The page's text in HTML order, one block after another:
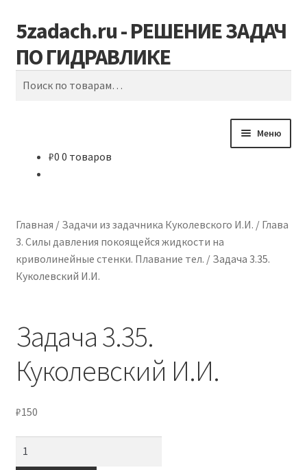
Перейти
к
навигации
Перейти
к
содержимому
5zadach.ru - РЕШЕНИЕ ЗАДАЧ
ПО ГИДРАВЛИКЕ
Поиск
Меню
Карта сайта
Корзина
Оформление заказа
Политика конфиденциальности
₽0 0 товаров
Главная / Задачи из задачника Куколевского И.И. / Глава
3. Силы давления покоящейся жидкости на
криволинейные стенки. Плавание тел. / Задача 3.35.
Куколевский И.И.
Задача 3.35.
Куколевский И.И.
₽150